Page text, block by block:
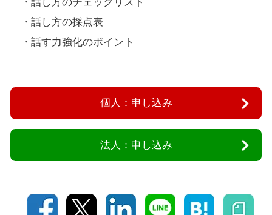
・話し方の採点表
・話す力強化のポイント
個人：申し込み
法人：申し込み